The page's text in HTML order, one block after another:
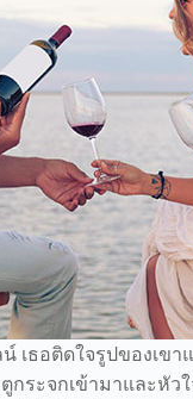
เธอติดใจรูปของเ
กระจกเข้ามาและหั